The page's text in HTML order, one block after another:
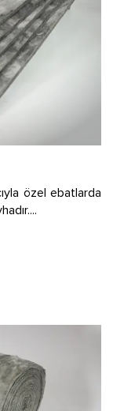
özel ebatlarda